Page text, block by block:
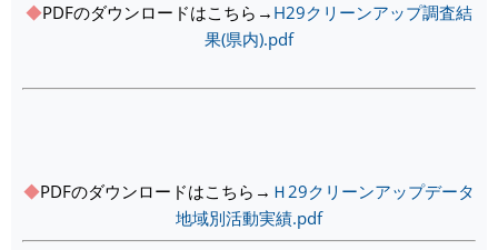
◆PDFのダウンロードはこちら→ H29クリーンアップ調査結
果(県内).pdf
◆PDFのダウンロードはこちら→ Ｈ29クリーンアップデータ
地域別活動実績.pdf